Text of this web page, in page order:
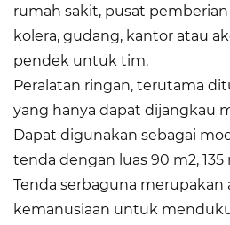
rumah sakit, pusat
kolera, gudang, kantor atau
pendek untuk tim.
Peralatan ringan, terutama
yang hanya dapat dijangkau
Dapat digunakan sebagai
tenda dengan luas 90 m2, 135
Tenda serbaguna merupakan
kemanusiaan untuk